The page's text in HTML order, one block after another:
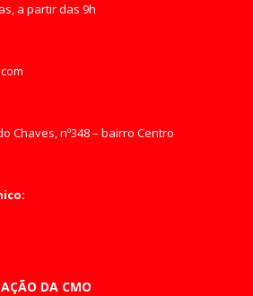
a partir das 9h
Chaves, nº348 – bairro Centro
DA CMO